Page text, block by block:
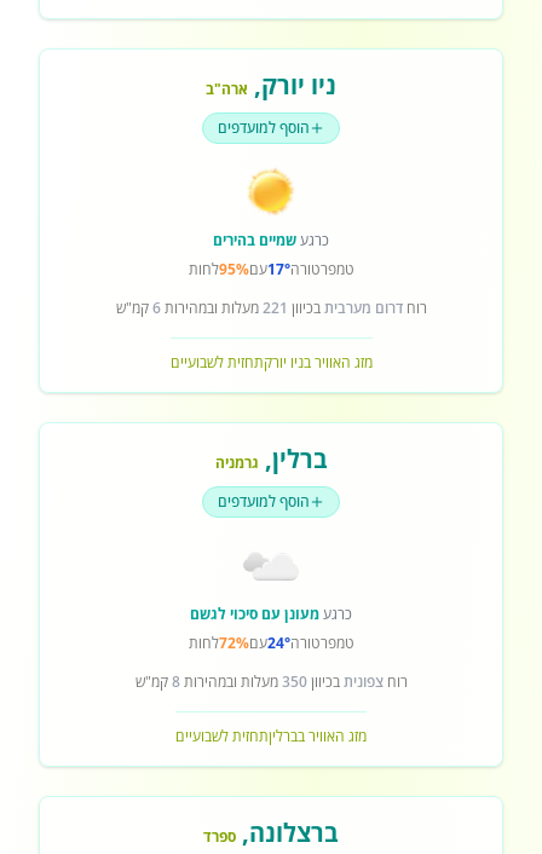
ניו יורק, ארה"ב
הוסף למועדפים
כרגעשמיים בהירים
טמפרטורה17°עם95%לחות
רוחדרום מערביתבכיוון 221מעלות ובמהירות6קמ"ש
מזג האוויר בניו יורקתחזית לשבועיים
ברלין, גרמניה
הוסף למועדפים
כרגעמעונן עם סיכוי לגשם
טמפרטורה24°עם72%לחות
רוחצפוניתבכיוון350מעלות ובמהירות8קמ"ש
מזג האוויר בברליןתחזית לשבועיים
ברצלונה, ספרד